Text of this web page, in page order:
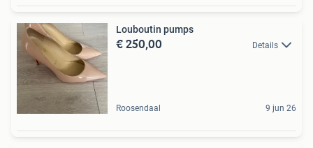
Louboutin pumps
€ 250,00 Details
Roosendaal 9 jun 26